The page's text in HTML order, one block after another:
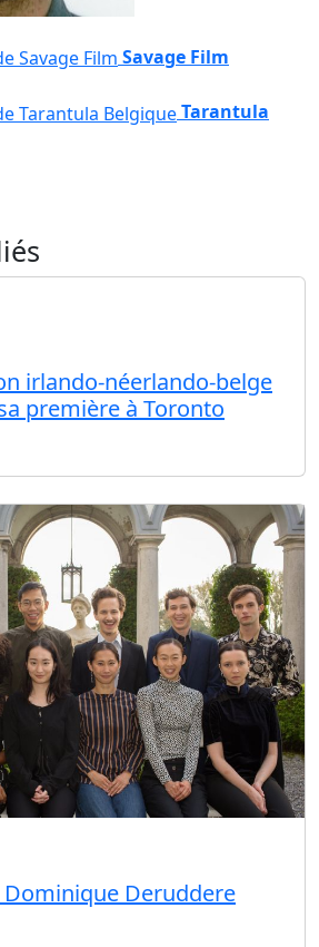
Savage Film
Tarantula
irlando-néerlando-belge
première à Toronto
Dominique Deruddere